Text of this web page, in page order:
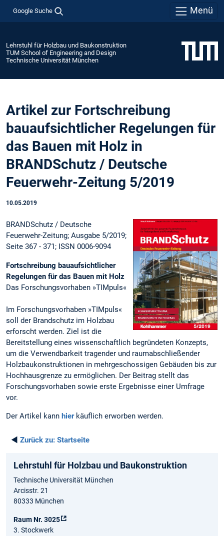
Google Suche Menü
Lehrstuhl für Holzbau und Baukonstruktion
TUM School of Engineering and Design
Technische Universität München
Artikel zur Fortschreibung
bauaufsichtlicher Regelungen für
das Bauen mit Holz in
BRANDSchutz / Deutsche
Feuerwehr-Zeitung 5/2019
10.05.2019
BRANDSchutz / Deutsche
Feuerwehr-Zeitung; Ausgabe 5/2019;
Seite 367 - 371; ISSN 0006-9094
Fortschreibung bauaufsichtlicher
Regelungen für das Bauen mit Holz
Das Forschungsvorhaben »TIMpuls«
Im Forschungsvorhaben »TIMpuls«
soll der Brandschutz im Holzbau
erforscht werden. Ziel ist die
Bereitstellung eines wissenschaftlich begründeten Konzepts,
um die Verwendbarkeit tragender und raumabschließender
Holzbaukonstruktionen in mehrgeschossigen Gebäuden bis zur
Hochhausgrenze zu ermöglichen. Der Beitrag stellt das
Forschungsvorhaben sowie erste Ergebnisse einer Umfrage
vor.
Der Artikel kann hierkäuflich erworben werden.
◄ Zurück zu: Startseite
Lehrstuhl für Holzbau und Baukonstruktion
Technische Universität München
Arcisstr. 21
80333 München
Raum Nr. 3025
3. Stockwerk